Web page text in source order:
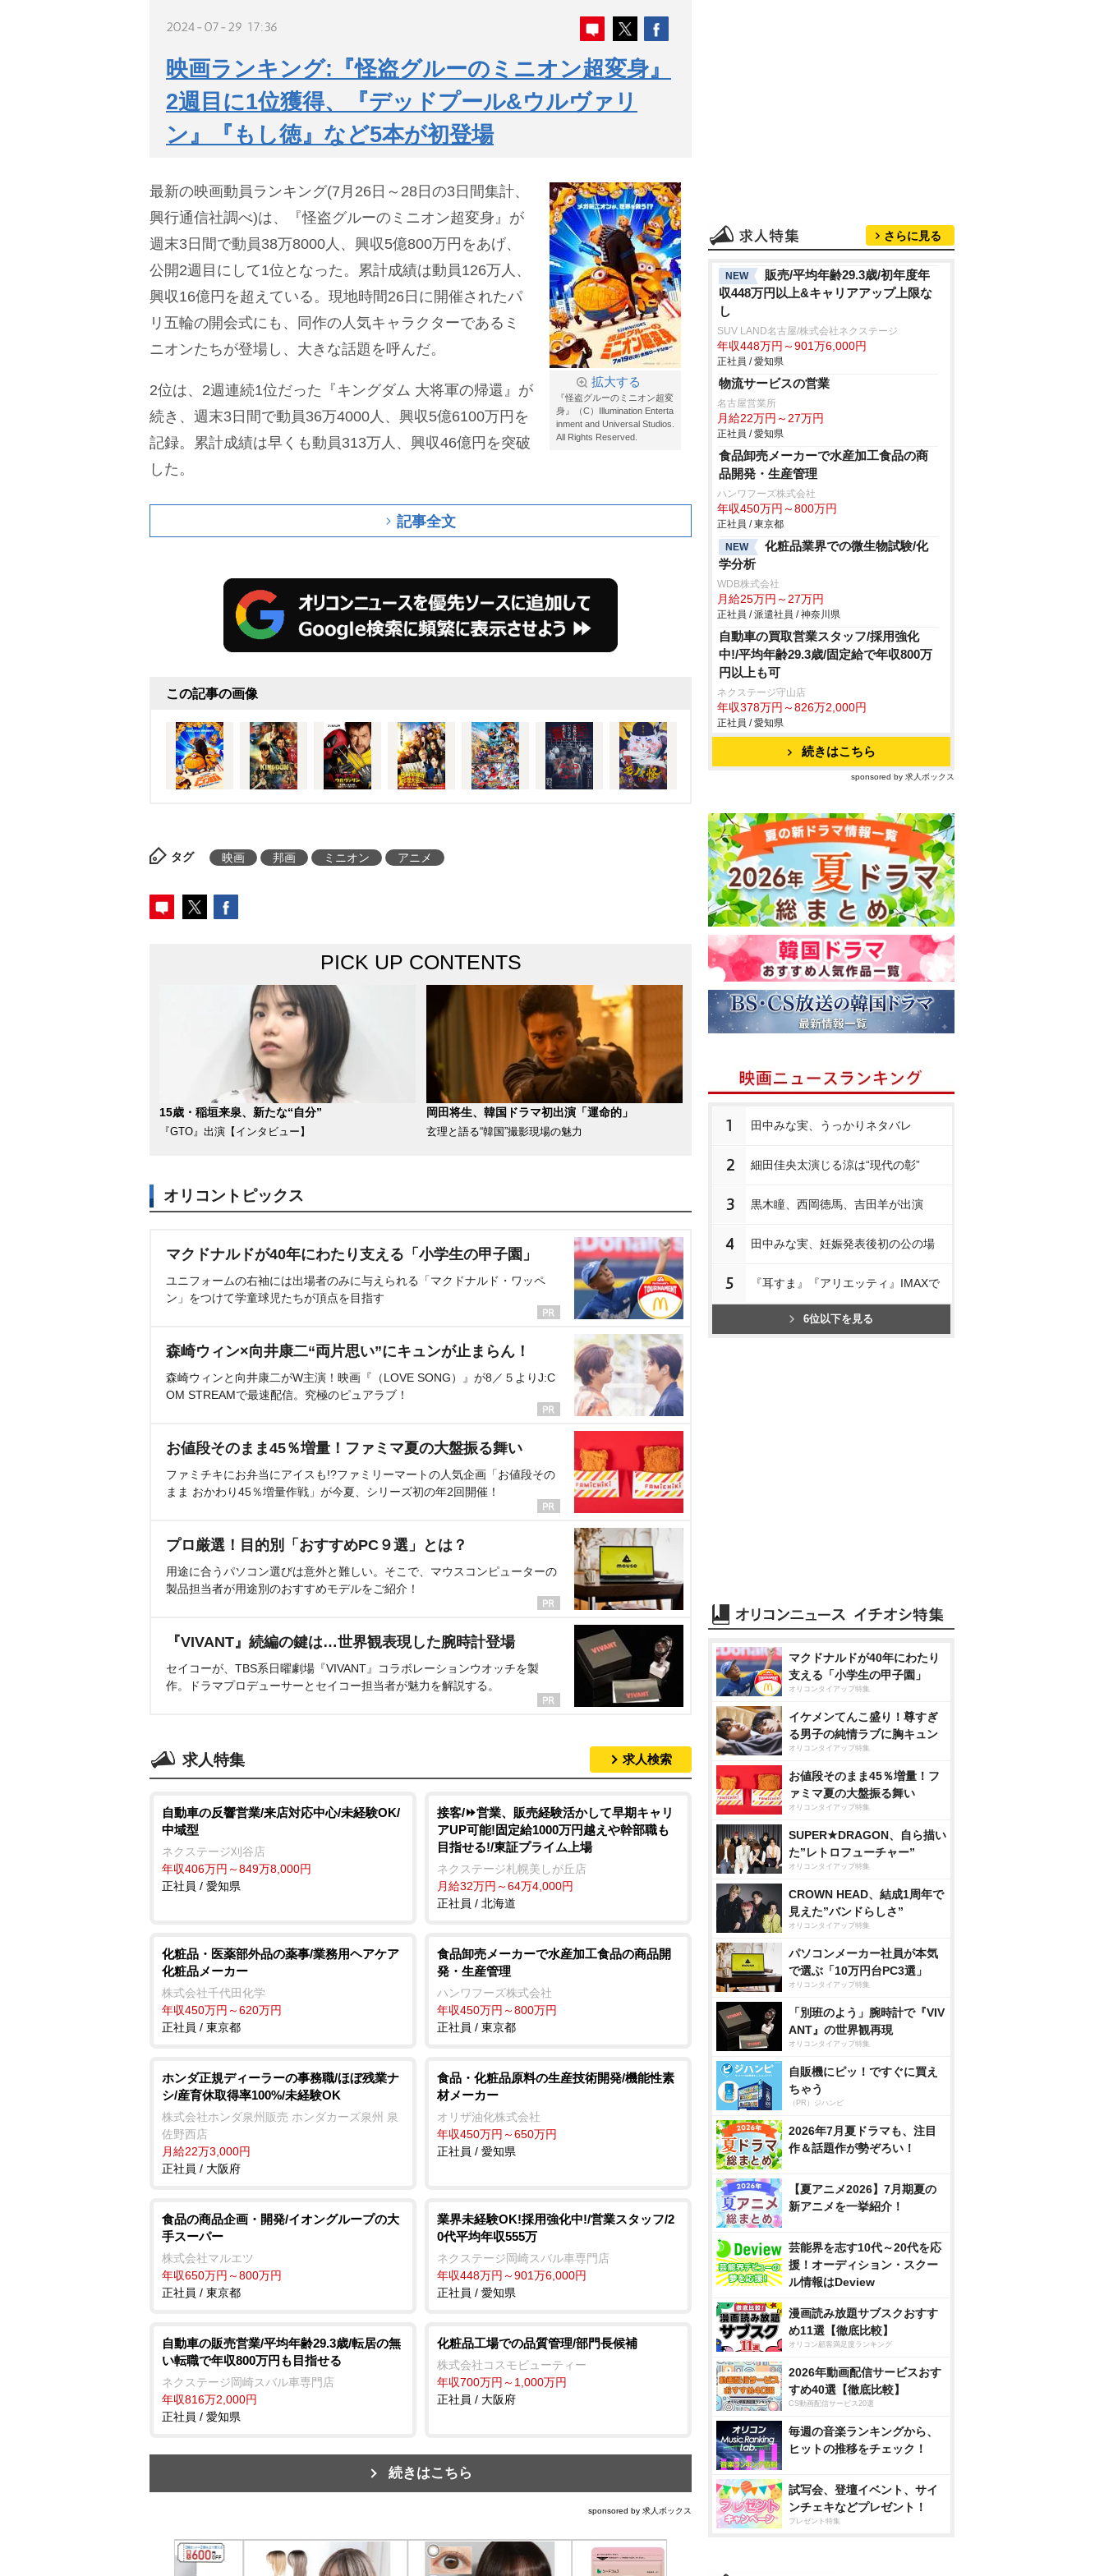
2024-07-29 17:36
映画ランキング:『怪盗グルーのミニオン超変身』
2週目に1位獲得、『デッドプール&ウルヴァリ
ン』『もし徳』など5本が初登場
拡大する
『怪盗グルーのミニオン超変
身』（C）Illumination Enterta
inment and Universal Studios.
All Rights Reserved.
最新の映画動員ランキング(7月26日～28日の3日間集計、
興行通信社調べ)は、『怪盗グルーのミニオン超変身』が
週末3日間で動員38万8000人、興収5億800万円をあげ、
公開2週目にして1位となった。累計成績は動員126万人、
興収16億円を超えている。現地時間26日に開催されたパ
リ五輪の開会式にも、同作の人気キャラクターであるミ
ニオンたちが登場し、大きな話題を呼んだ。
2位は、2週連続1位だった『キングダム 大将軍の帰還』が
続き、週末3日間で動員36万4000人、興収5億6100万円を
記録。累計成績は早くも動員313万人、興収46億円を突破
した。
記事全文
この記事の画像
タグ 映画 邦画 ミニオン アニメ
PICK UP CONTENTS
15歳・稲垣来泉、新たな“自分”
『GTO』出演【インタビュー】
岡田将生、韓国ドラマ初出演「運命的」
玄理と語る“韓国”撮影現場の魅力
オリコントピックス
マクドナルドが40年にわたり支える「小学生の甲子園」
ユニフォームの右袖には出場者のみに与えられる「マクドナルド・ワッペ
ン」をつけて学童球児たちが頂点を目指す
森崎ウィン×向井康二“両片思い”にキュンが止まらん！
森崎ウィンと向井康二がW主演！映画『（LOVE SONG）』が8／５よりJ:C
OM STREAMで最速配信。究極のピュアラブ！
お値段そのまま45％増量！ファミマ夏の大盤振る舞い
ファミチキにお弁当にアイスも!?ファミリーマートの人気企画「お値段その
まま おかわり45％増量作戦」が今夏、シリーズ初の年2回開催！
プロ厳選！目的別「おすすめPC９選」とは？
用途に合うパソコン選びは意外と難しい。そこで、マウスコンピューターの
製品担当者が用途別のおすすめモデルをご紹介！
『VIVANT』続編の鍵は…世界観表現した腕時計登場
セイコーが、TBS系日曜劇場『VIVANT』コラボレーションウオッチを製
作。ドラマプロデューサーとセイコー担当者が魅力を解説する。
求人特集 求人検索
自動車の反響営業/来店対応中心/未経験OK/
中域型
ネクステージ刈谷店
年収406万円～849万8,000円
正社員 / 愛知県
接客/⏩️営業、販売経験活かして早期キャリ
アUP可能!固定給1000万円越えや幹部職も
目指せる!/東証プライム上場
ネクステージ札幌美しが丘店
月給32万円～64万4,000円
正社員 / 北海道
化粧品・医薬部外品の薬事/業務用ヘアケア
化粧品メーカー
株式会社千代田化学
年収450万円～620万円
正社員 / 東京都
食品卸売メーカーで水産加工食品の商品開
発・生産管理
ハンワフーズ株式会社
年収450万円～800万円
正社員 / 東京都
ホンダ正規ディーラーの事務職/ほぼ残業ナ
シ/産育休取得率100%/未経験OK
株式会社ホンダ泉州販売 ホンダカーズ泉州 泉
佐野西店
月給22万3,000円
正社員 / 大阪府
食品・化粧品原料の生産技術開発/機能性素
材メーカー
オリザ油化株式会社
年収450万円～650万円
正社員 / 愛知県
食品の商品企画・開発/イオングループの大
手スーパー
株式会社マルエツ
年収650万円～800万円
正社員 / 東京都
業界未経験OK!採用強化中!/営業スタッフ/2
0代平均年収555万
ネクステージ岡崎スバル車専門店
年収448万円～901万6,000円
正社員 / 愛知県
自動車の販売営業/平均年齢29.3歳/転居の無
い転職で年収800万円も目指せる
ネクステージ岡崎スバル車専門店
年収816万2,000円
正社員 / 愛知県
化粧品工場での品質管理/部門長候補
株式会社コスモビューティー
年収700万円～1,000万円
正社員 / 大阪府
続きはこちら
sponsored by 求人ボックス
さらに見る
NEW
販売/平均年齢29.3歳/初年度年
収448万円以上&キャリアアップ上限な
し
SUV LAND名古屋/株式会社ネクステージ
年収448万円～901万6,000円
正社員 / 愛知県
物流サービスの営業
名古屋営業所
月給22万円～27万円
正社員 / 愛知県
食品卸売メーカーで水産加工食品の商
品開発・生産管理
ハンワフーズ株式会社
年収450万円～800万円
正社員 / 東京都
NEW
化粧品業界での微生物試験/化
学分析
WDB株式会社
月給25万円～27万円
正社員 / 派遣社員 / 神奈川県
自動車の買取営業スタッフ/採用強化
中!/平均年齢29.3歳/固定給で年収800万
円以上も可
ネクステージ守山店
年収378万円～826万2,000円
正社員 / 愛知県
続きはこちら
sponsored by 求人ボックス
1 田中みな実、うっかりネタバレ
2 細田佳央太演じる涼は“現代の彰”
3 黒木瞳、西岡徳馬、吉田羊が出演
4 田中みな実、妊娠発表後初の公の場
5 『耳すま』『アリエッティ』IMAXで
6位以下を見る
マクドナルドが40年にわたり
支える「小学生の甲子園」
オリコンタイアップ特集
イケメンてんこ盛り！尊すぎ
る男子の純情ラブに胸キュン
オリコンタイアップ特集
お値段そのまま45％増量！フ
ァミマ夏の大盤振る舞い
オリコンタイアップ特集
SUPER★DRAGON、自ら描い
た”レトロフューチャー”
オリコンタイアップ特集
CROWN HEAD、結成1周年で
見えた”バンドらしさ”
オリコンタイアップ特集
パソコンメーカー社員が本気
で選ぶ「10万円台PC3選」
オリコンタイアップ特集
「別班のよう」腕時計で『VIV
ANT』の世界観再現
オリコンタイアップ特集
自販機にピッ！ですぐに買え
ちゃう
（PR）ジハンピ
2026年7月夏ドラマも、注目
作＆話題作が勢ぞろい！
【夏アニメ2026】7月期夏の
新アニメを一挙紹介！
芸能界を志す10代～20代を応
援！オーディション・スクー
ル情報はDeview
漫画読み放題サブスクおすす
め11選【徹底比較】
オリコン顧客満足度ランキング
2026年動画配信サービスおす
すめ40選【徹底比較】
CS動画配信サービス20選
毎週の音楽ランキングから、
ヒットの推移をチェック！
試写会、登壇イベント、サイ
ンチェキなどプレゼント！
プレゼント特集